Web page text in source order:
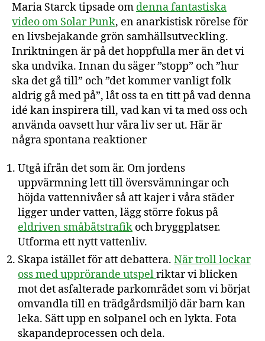
Maria Starck tipsade om denna fantastiska
video om Solar Punk, en anarkistisk rörelse för
en livsbejakande grön samhällsutveckling.
Inriktningen är på det hoppfulla mer än det vi
ska undvika. Innan du säger ”stopp” och ”hur
ska det gå till” och ”det kommer vanligt folk
aldrig gå med på”, låt oss ta en titt på vad denna
idé kan inspirera till, vad kan vi ta med oss och
använda oavsett hur våra liv ser ut. Här är
några spontana reaktioner
Utgå ifrån det som är. Om jordens
uppvärmning lett till översvämningar och
höjda vattennivåer så att kajer i våra städer
ligger under vatten, lägg större fokus på
eldriven småbåtstrafik och bryggplatser.
Utforma ett nytt vattenliv.
Skapa istället för att debattera. När troll lockar
oss med upprörande utspelriktar vi blicken
mot det asfalterade parkområdet som vi börjat
omvandla till en trädgårdsmiljö där barn kan
leka. Sätt upp en solpanel och en lykta. Fota
skapandeprocessen och dela.